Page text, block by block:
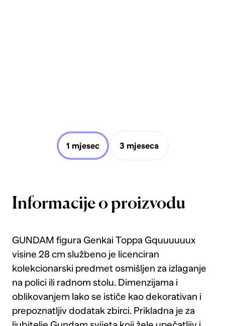
1 mjesec 3 mjeseca
Informacije o proizvodu
GUNDAM figura Genkai Toppa Gquuuuuux
visine 28 cm službeno je licenciran
kolekcionarski predmet osmišljen za izlaganje
na polici ili radnom stolu. Dimenzijama i
oblikovanjem lako se ističe kao dekorativan i
prepoznatljiv dodatak zbirci. Prikladna je za